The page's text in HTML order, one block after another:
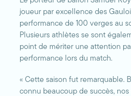
joueur par excellence des
performance de 100 verges au
Plusieurs athlètes se sont
point de mériter une attention
performance lors du match.
« Cette saison fut remarquable.
connu beaucoup de succès,